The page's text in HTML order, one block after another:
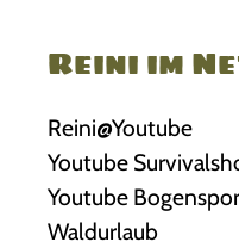
Reini im
Reini@Youtube
Youtube
Youtube
Waldurlaub